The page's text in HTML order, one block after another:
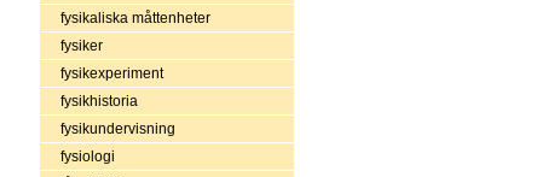
fysikaliska måttenheter
fysiker
fysikexperiment
fysikhistoria
fysikundervisning
fysiologi